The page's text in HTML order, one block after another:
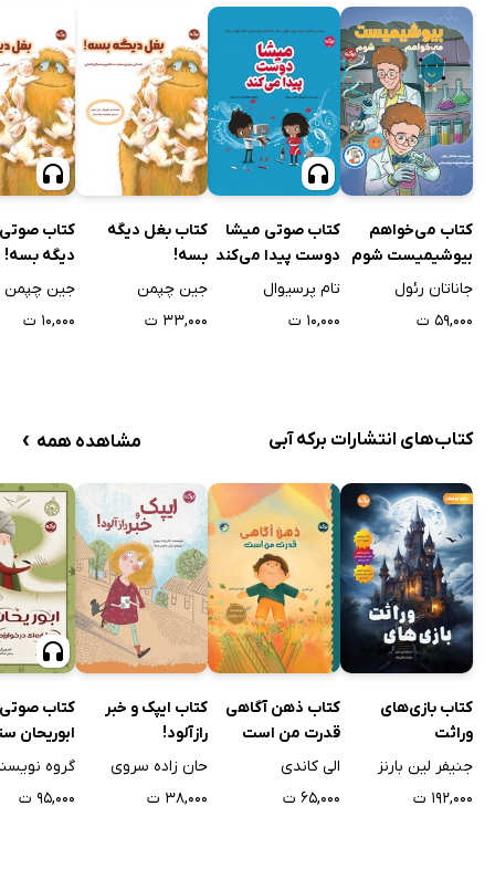
کتاب می‌خواهم
بیوشیمیست شوم
جاناتان رئول
۵۹,۰۰۰ ت
کتاب صوتی میشا
دوست پیدا می‌کند
تام پرسیوال
۱۰,۰۰۰ ت
کتاب بغل دیگه
بسه!
جین چپمن
۳۳,۰۰۰ ت
کتاب
دیگه بسه!
جین چپمن
۱۰,۰۰۰ ت
کتاب‌های انتشارات برکه آبی مشاهده همه ›
کتاب بازی‌های
وراثت
جنیفر لین بارنز
۱۹۲,۰۰۰ ت
کتاب ذهن آگاهی
قدرت من است
الی کاندی
۶۵,۰۰۰ ت
کتاب ایپک و خبر
رازآلود!
حان زاده سروی
۳۸,۰۰۰ ت
کتاب صوتی
ابوریحان
خوارزم
گروه
۹۵,۰۰۰ ت